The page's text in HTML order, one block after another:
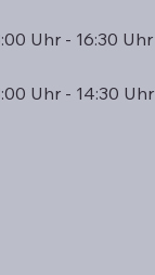
Uhr - 16:30 Uhr
Uhr - 14:30 Uhr